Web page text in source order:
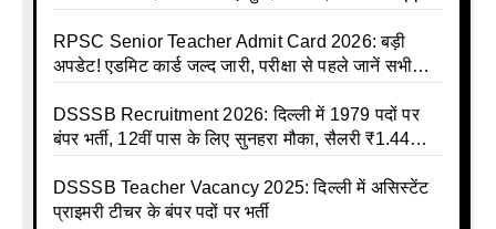
RPSC Senior Teacher Admit Card 2026: बड़ी
अपडेट! एडमिट कार्ड जल्द जारी, परीक्षा से पहले जानें सभी
DSSSB Recruitment 2026: दिल्ली में 1979 पदों पर
बंपर भर्ती, 12वीं पास के लिए सुनहरा मौका, सैलरी ₹1.44
DSSSB Teacher Vacancy 2025: दिल्ली में असिस्टेंट
प्राइमरी टीचर के बंपर पदों पर भर्ती